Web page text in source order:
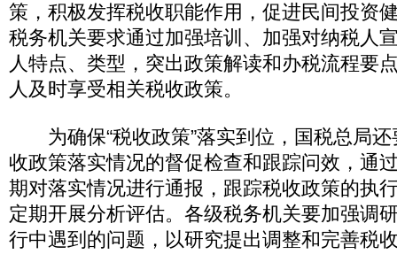
策，积极发挥税收职能作用，促进民间投资
税务机关要求通过加强培训、加强对纳税人
人特点、类型，突出政策解读和办税流程要
人及时享受相关税收政策。
为确保“税收政策”落实到位，国税总局还
收政策落实情况的督促检查和跟踪问效，通
期对落实情况进行通报，跟踪税收政策的执
定期开展分析评估。各级税务机关要加强调
行中遇到的问题，以研究提出调整和完善税